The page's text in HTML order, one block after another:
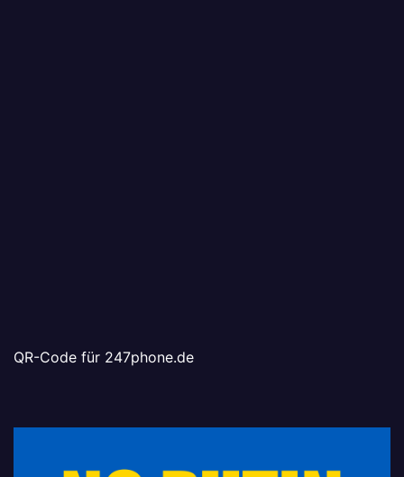
QR-Code für 247phone.de